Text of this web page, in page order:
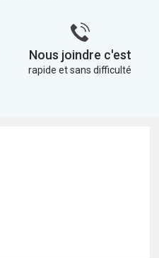
Nous joindre c'est
rapide et sans difficulté